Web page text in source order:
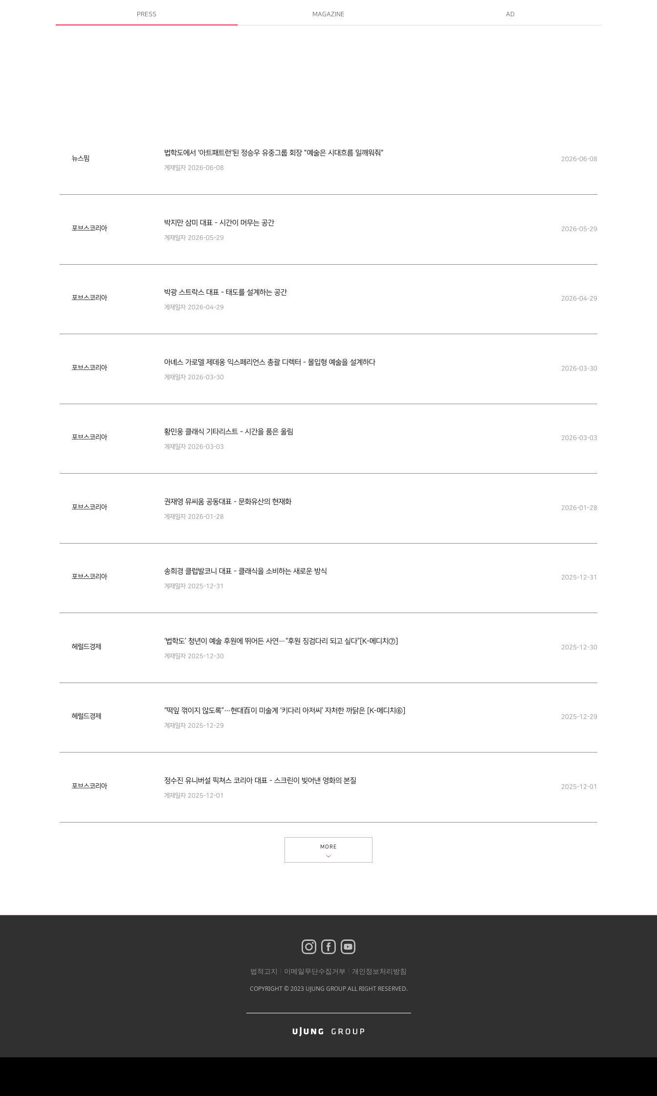
PRESS MAGAZINE AD
뉴스핌
법학도에서 '아트패트런'된 정승우 유중그룹 회장 "예술은 시대흐름 일깨워줘"
게재일자 2026-06-08
2026-06-08
포브스코리아
박지만 삼미 대표 - 시간이 머무는 공간
게재일자 2026-05-29
2026-05-29
포브스코리아
박광 스트락스 대표 - 태도를 설계하는 공간
게재일자 2026-04-29
2026-04-29
포브스코리아
아녜스 가로델 제데옹 익스페리언스 총괄 디렉터 - 몰입형 예술을 설계하다
게재일자 2026-03-30
2026-03-30
포브스코리아
황민웅 클래식 기타리스트 - 시간을 품은 울림
게재일자 2026-03-03
2026-03-03
포브스코리아
권재영 뮤씨움 공동대표 - 문화유산의 현재화
게재일자 2026-01-28
2026-01-28
포브스코리아
송희경 클럽발코니 대표 - 클래식을 소비하는 새로운 방식
게재일자 2025-12-31
2025-12-31
헤럴드경제
‘법학도’ 청년이 예술 후원에 뛰어든 사연…“후원 징검다리 되고 싶다”[K-메디치⑦]
게재일자 2025-12-30
2025-12-30
헤럴드경제
“떡잎 꺾이지 않도록”…현대百이 미술계 ‘키다리 아저씨’ 자처한 까닭은 [K-메디치⑥]
게재일자 2025-12-29
2025-12-29
포브스코리아
정수진 유니버설 픽쳐스 코리아 대표 - 스크린이 빚어낸 영화의 본질
게재일자 2025-12-01
2025-12-01
MORE
법적고지 이메일무단수집거부 개인정보처리방침
COPYRIGHT © 2023 UJUNG GROUP ALL RIGHT RESERVED.